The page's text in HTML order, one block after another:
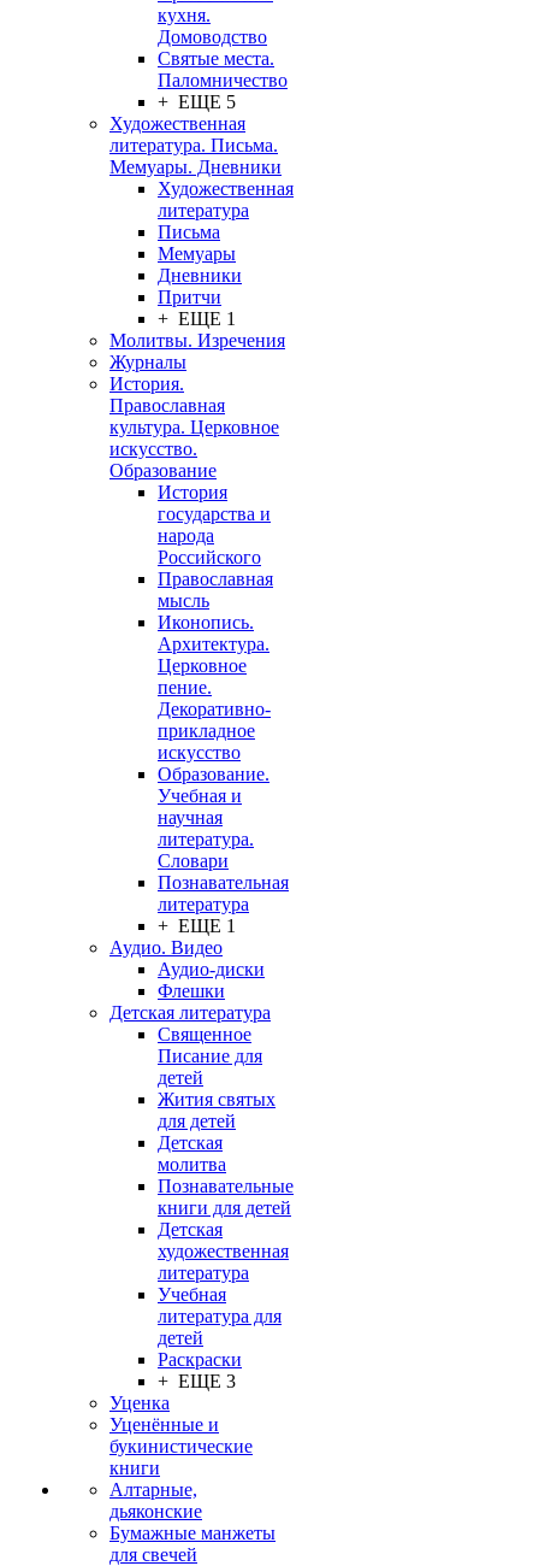
кухня.
Домоводство
Святые места.
Паломничество
+ ЕЩЕ 5
Художественная
литература. Письма.
Мемуары. Дневники
Художественная
литература
Письма
Мемуары
Дневники
Притчи
+ ЕЩЕ 1
Молитвы. Изречения
Журналы
История.
Православная
культура. Церковное
искусство.
Образование
История
государства и
народа
Российского
Православная
мысль
Иконопись.
Архитектура.
Церковное
пение.
Декоративно-
прикладное
искусство
Образование.
Учебная и
научная
литература.
Словари
Познавательная
литература
+ ЕЩЕ 1
Аудио. Видео
Аудио-диски
Флешки
Детская литература
Священное
Писание для
детей
Жития святых
для детей
Детская
молитва
Познавательные
книги для детей
Детская
художественная
литература
Учебная
литература для
детей
Раскраски
+ ЕЩЕ 3
Уценка
Уценённые и
букинистические
книги
Алтарные,
дьяконские
Бумажные манжеты
для свечей